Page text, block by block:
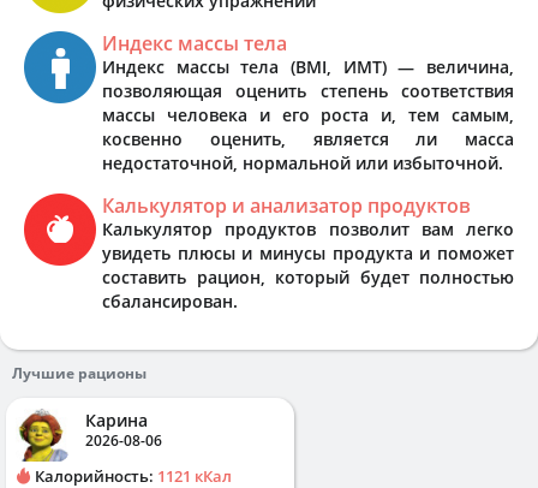
Индекс массы тела
Индекс массы тела (BMI, ИМТ) — величина,
позволяющая оценить степень соответствия
массы человека и его роста и, тем самым,
косвенно оценить, является ли масса
недостаточной, нормальной или избыточной.
Калькулятор и анализатор продуктов
Калькулятор продуктов позволит вам легко
увидеть плюсы и минусы продукта и поможет
составить рацион, который будет полностью
сбалансирован.
Лучшие рационы
Карина
2026-08-06
Калорийность: 1121 кКал